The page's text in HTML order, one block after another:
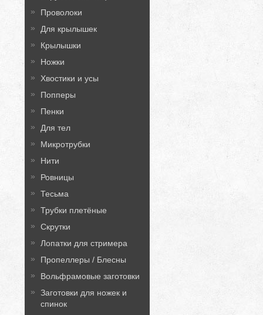
Проволоки
Для крылышек
Крылышки
Ножки
Хвостики и усы
Попперы
Пенки
Для тел
Микротрубки
Нити
Ровницы
Тесьма
Трубки плетёные
Скрутки
Лопатки для стримера
Пропеллеры / Блесны
Вольфрамовые заготовки
Заготовки для ножек и
спинок